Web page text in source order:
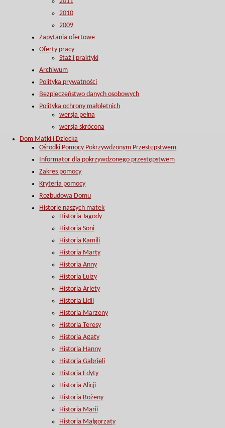
2010
2009
Zapytania ofertowe
Oferty pracy
Staż i praktyki
Archiwum
Polityka prywatności
Bezpieczeństwo danych osobowych
Polityka ochrony małoletnich
wersja pełna
wersja skrócona
Dom Matki i Dziecka
Ośrodki Pomocy Pokrzywdzonym Przestępstwem
Informator dla pokrzywdzonego przestępstwem
Zakres pomocy
Kryteria pomocy
Rozbudowa Domu
Historie naszych matek
Historia Jagody
Historia Soni
Historia Kamili
Historia Marty
Historia Anny
Historia Luizy
Historia Arlety
Historia Lidii
Historia Marzeny
Historia Teresy
Historia Agaty
Historia Hanny
Historia Gabrieli
Historia Edyty
Historia Alicji
Historia Bożeny
Historia Marii
Historia Małgorzaty